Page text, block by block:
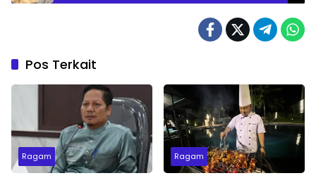
Pos Terkait
Ragam Ragam